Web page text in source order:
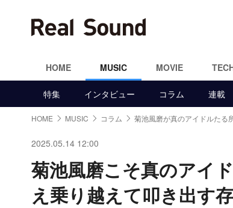
HOME MUSIC MOVIE
特集 インタビュー コラム 連載
HOME MUSIC コラム 菊池風磨が真のアイドルたる
2025.05.14 12:00
菊池風磨こそ真のアイ
え乗り越えて叩き出す